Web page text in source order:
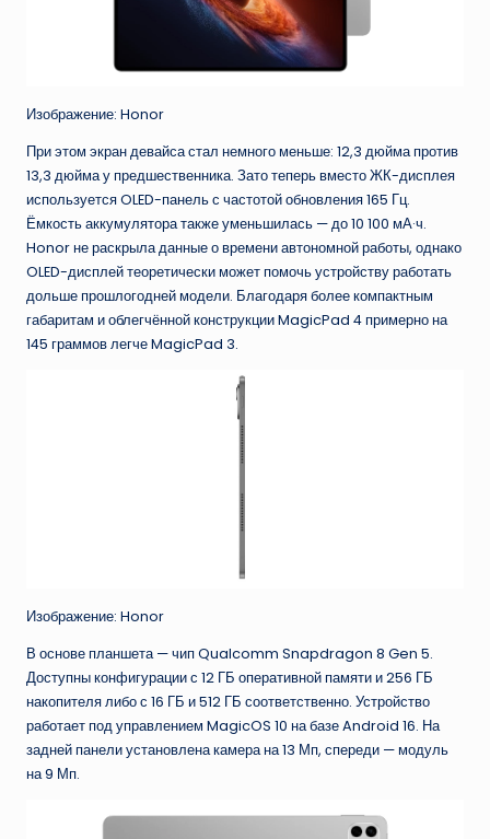
Изображение: Honor
При этом экран девайса стал немного меньше: 12,3 дюйма против
13,3 дюйма у предшественника. Зато теперь вместо ЖК-дисплея
используется OLED-панель с частотой обновления 165 Гц.
Ёмкость аккумулятора также уменьшилась — до 10 100 мА·ч.
Honor не раскрыла данные о времени автономной работы, однако
OLED-дисплей теоретически может помочь устройству работать
дольше прошлогодней модели. Благодаря более компактным
габаритам и облегчённой конструкции MagicPad 4 примерно на
145 граммов легче MagicPad 3.
Изображение: Honor
В основе планшета — чип Qualcomm Snapdragon 8 Gen 5.
Доступны конфигурации с 12 ГБ оперативной памяти и 256 ГБ
накопителя либо с 16 ГБ и 512 ГБ соответственно. Устройство
работает под управлением MagicOS 10 на базе Android 16. На
задней панели установлена камера на 13 Мп, спереди — модуль
на 9 Мп.